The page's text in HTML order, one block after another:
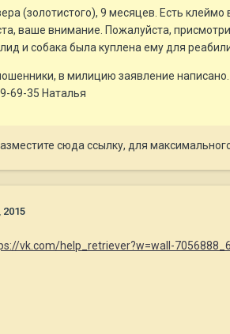
(золотистого), 9 месяцев. Есть
ваше внимание. Пожалуйста,
и собака была куплена ему для
в милицию заявление
69-35 Наталья
сюда ссылку, для
2015
vk.com/help_retriever?w=wall-